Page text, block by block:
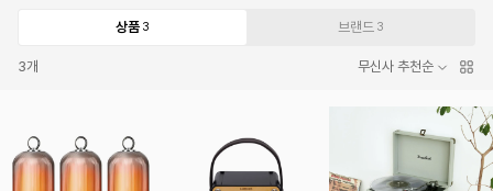
상품 3 브랜드 3
3개 무신사 추천순